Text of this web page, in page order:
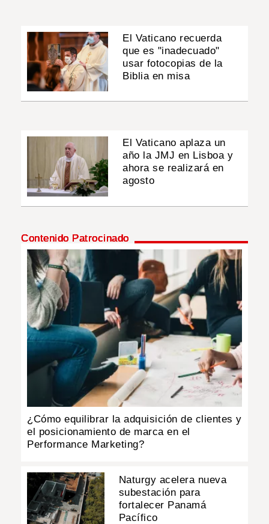
El Vaticano recuerda
que es "inadecuado"
usar fotocopias de la
Biblia en misa
El Vaticano aplaza un
año la JMJ en Lisboa y
ahora se realizará en
agosto
Contenido Patrocinado
¿Cómo equilibrar la adquisición de clientes y
el posicionamiento de marca en el
Performance Marketing?
Naturgy acelera nueva
subestación para
fortalecer Panamá
Pacífico